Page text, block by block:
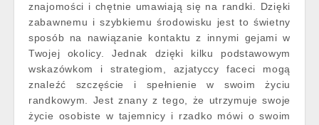
znajomości i chętnie umawiają się na randki. Dzięki
zabawnemu i szybkiemu środowisku jest to świetny
sposób na nawiązanie kontaktu z innymi gejami w
Twojej okolicy. Jednak dzięki kilku podstawowym
wskazówkom i strategiom, azjatyccy faceci mogą
znaleźć szczęście i spełnienie w swoim życiu
randkowym. Jest znany z tego, że utrzymuje swoje
życie osobiste w tajemnicy i rzadko mówi o swoim